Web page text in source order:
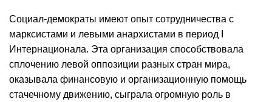
Социал-демократы имеют опыт сотрудничества с
марксистами и левыми анархистами в период I
Интернационала. Эта организация способствовала
сплочению левой оппозиции разных стран мира,
оказывала финансовую и организационную помощь
стачечному движению, сыграла огромную роль в